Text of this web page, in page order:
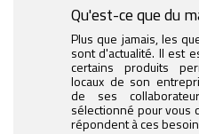
Qu'est-ce que du
Plus que jamais, les
sont d'actualité. Il est
certains produits
locaux de son
de ses
sélectionné pour vous
répondent à ces